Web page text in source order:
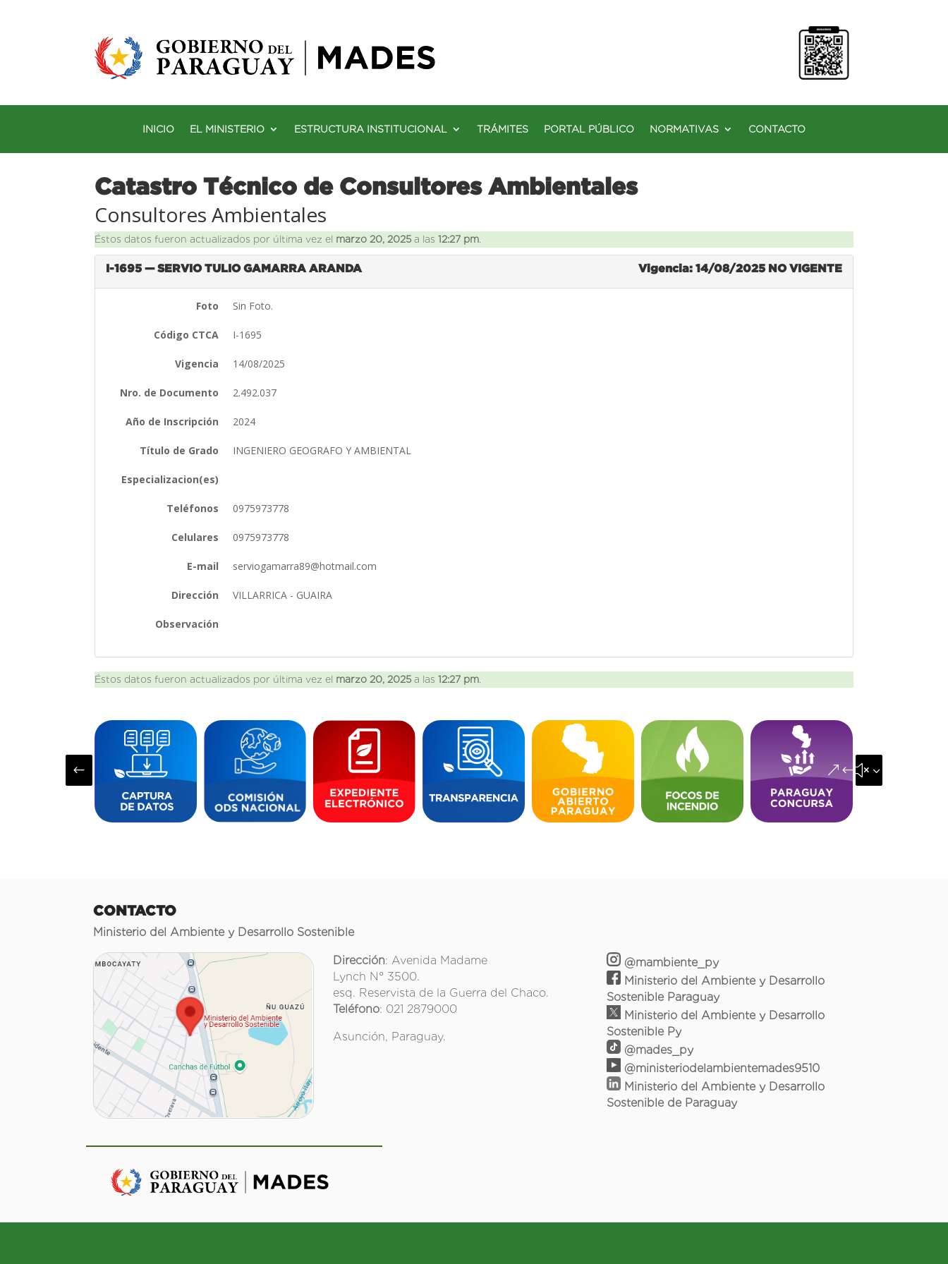
INICIO EL MINISTERIO ESTRUCTURA INSTITUCIONAL TRÁMITES PORTAL PÚBLICO NORMATIVAS CONTACTO
Catastro Técnico de Consultores Ambientales
Consultores Ambientales
Éstos datos fueron actualizados por última vez el marzo 20, 2025 a las12:27 pm
I-1695 — SERVIO TULIO GAMARRA ARANDA Vigencia: 14/08/2025 NO VIGENTE
Foto Sin Foto.
Código CTCA I-1695
Vigencia 14/08/2025
Nro. de Documento 2.492.037
Año de Inscripción 2024
Título de Grado INGENIERO GEOGRAFO Y AMBIENTAL
Especializacion(es)
Teléfonos 0975973778
Celulares 0975973778
E-mail serviogamarra89@hotmail.com
Dirección VILLARRICA - GUAIRA
Observación
Éstos datos fueron actualizados por última vez el marzo 20, 2025 a las12:27 pm
# &#x35;
CONTACTO
Ministerio del Ambiente y Desarrollo Sostenible
Dirección: Avenida Madame
Lynch N° 3500.
esq. Reservista de la Guerra del Chaco.
Teléfono: 021 2879000
Asunción, Paraguay.
@mambiente_py
Ministerio del Ambiente y Desarrollo
Sostenible Paraguay
Ministerio del Ambiente y Desarrollo
Sostenible Py
@mades_py
@ministeriodelambientemades9510
Ministerio del Ambiente y Desarrollo
Sostenible de Paraguay